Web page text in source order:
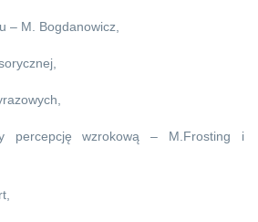
– M. Bogdanowicz,
percepcję wzrokową – M.Frosting i